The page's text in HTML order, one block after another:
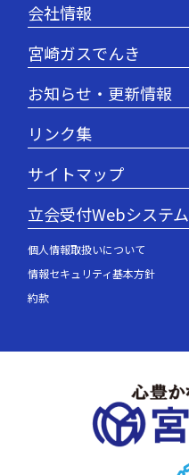
会社情報
宮崎ガスでんき
お知らせ・更新情報
リンク集
サイトマップ
立会受付Webシステム
個人情報取扱いについて
情報セキュリティ基本方針
約款